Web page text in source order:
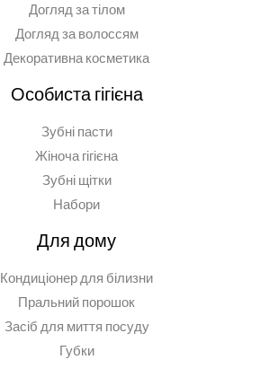
Догляд за тілом
Догляд за волоссям
Декоративна косметика
Особиста гігієна
Зубні пасти
Жіноча гігієна
Зубні щітки
Набори
Для дому
Кондиціонер для білизни
Пральний порошок
Засіб для миття посуду
Губки